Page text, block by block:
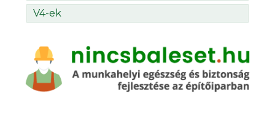
V4-ek